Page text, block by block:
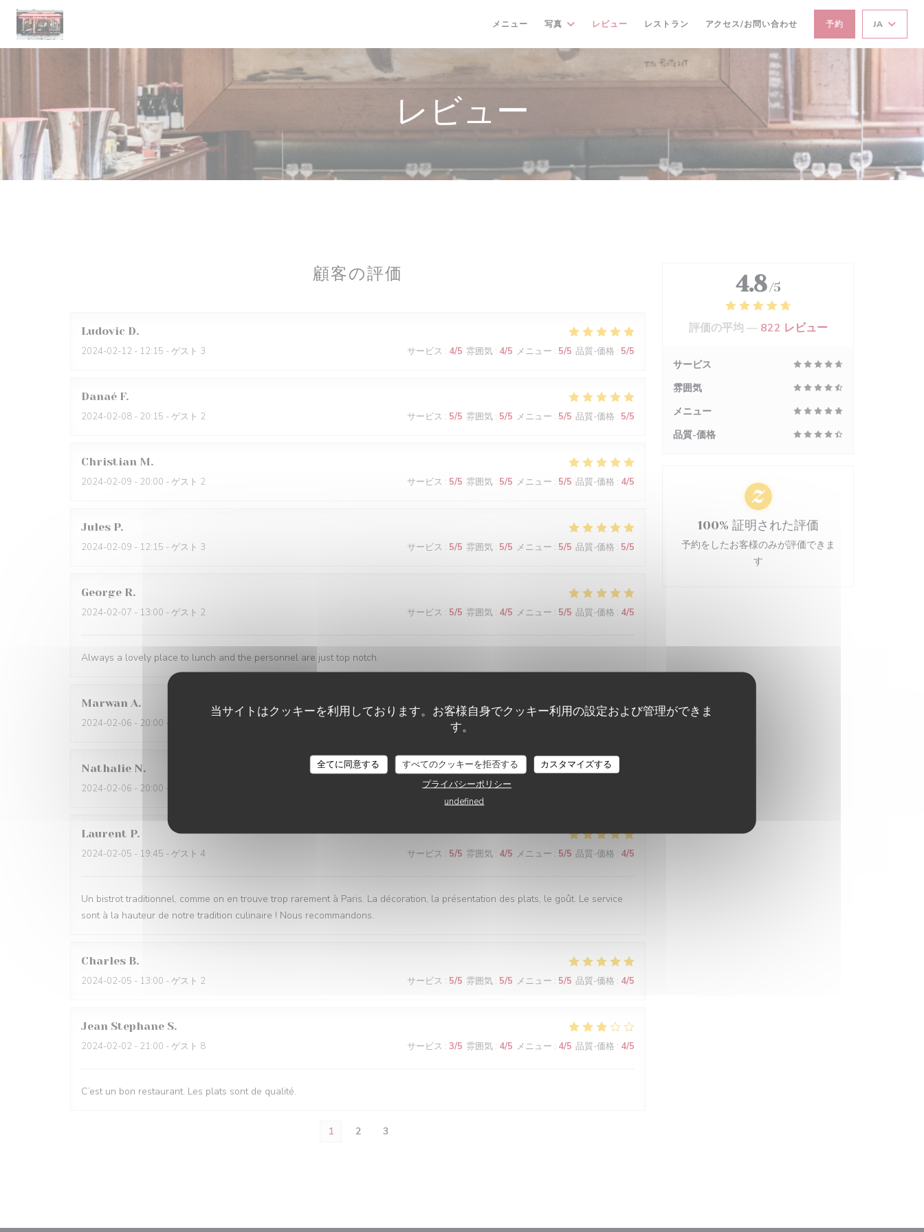
クッキー利用の管理について
当サイトはクッキーを利用しております。お客様自身でクッキー利用の設定および管理ができま
す。
全てに同意する すべてのクッキーを拒否する
カスタマイズする
プライバシーポリシー
undefined
メニュー 写真 レビュー レストラン アクセス/お問い合わせ 予約 JA
レビュー
顧客の評価
Ludovic D
2024-02-12 - 12:15 - ゲスト 3 サービス : 4/5 雰囲気 : 4/5 メニュー : 5/5 品質-価格 : 5/5
Danaé F
2024-02-08 - 20:15 - ゲスト 2 サービス : 5/5 雰囲気 : 5/5 メニュー : 5/5 品質-価格 : 5/5
Christian M
2024-02-09 - 20:00 - ゲスト 2 サービス : 5/5 雰囲気 : 5/5 メニュー : 5/5 品質-価格 : 4/5
Jules P
2024-02-09 - 12:15 - ゲスト 3 サービス : 5/5 雰囲気 : 5/5 メニュー : 5/5 品質-価格 : 5/5
George R
2024-02-07 - 13:00 - ゲスト 2 サービス : 5/5 雰囲気 : 4/5 メニュー : 5/5 品質-価格 : 4/5
Always a lovely place to lunch and the personnel are just top notch.
Marwan A
2024-02-06 - 20:00 - ゲスト 4 5/5
Nathalie N
2024-02-06 - 20:00 - ゲスト 2 サービス:5/5 雰囲気:3/5
Laurent P
2024-02-05 - 19:45 - ゲスト 4 サービス : 5/5 雰囲気 : 4/5 メニュー : 5/5 品質-価格 : 4/5
Un bistrot traditionnel, comme on en trouve trop rarement à Paris. La décoration, la présentation des plats, le goût. Le service
sont à la hauteur de notre tradition culinaire ! Nous recommandons.
Charles B
2024-02-05 - 13:00 - ゲスト 2 サービス : 5/5 雰囲気 : 5/5 メニュー : 5/5 品質-価格 : 4/5
Jean Stephane S
2024-02-02 - 21:00 - ゲスト 8 サービス : 3/5 雰囲気 : 4/5 メニュー : 4/5 品質-価格 : 4/5
C’est un bon restaurant. Les plats sont de qualité.
1 2 3
4.8 /5
評価の平均 — 822 レビュー
サービス
雰囲気
メニュー
品質-価格
100% 証明された評価
予約をしたお客様のみが評価できま
す